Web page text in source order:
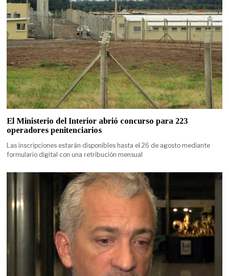
El Ministerio del Interior abrió concurso para 223
operadores penitenciarios
Las inscripciones estarán disponibles hasta el 26 de agosto mediante
formulario digital con una retribución mensual